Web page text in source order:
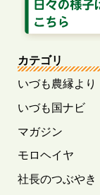
カテゴリ
いづも農縁より
いづも国ナビ
マガジン
モロヘイヤ
社長のつぶやき